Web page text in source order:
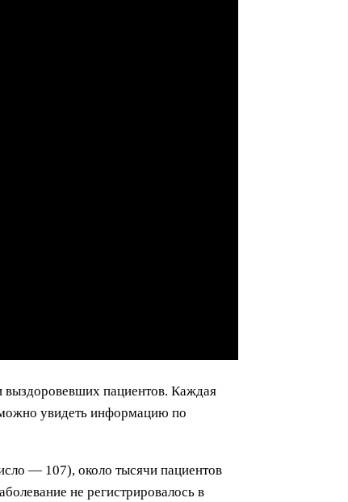
выздоровевших пациентов. Каждая
можно увидеть информацию по
— 107), около тысячи пациентов
не регистрировалось в